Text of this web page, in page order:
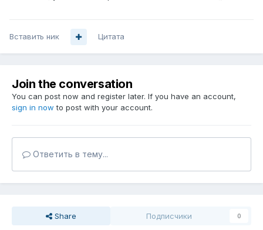
Вставить ник Цитата
Join the conversation
You can post now and register later. If you have an account,
sign in now to post with your account.
Ответить в тему...
Share Подписчики 0